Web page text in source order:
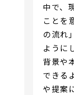
中で、
ことを
の流れ
ように
背景や
できる
や提案